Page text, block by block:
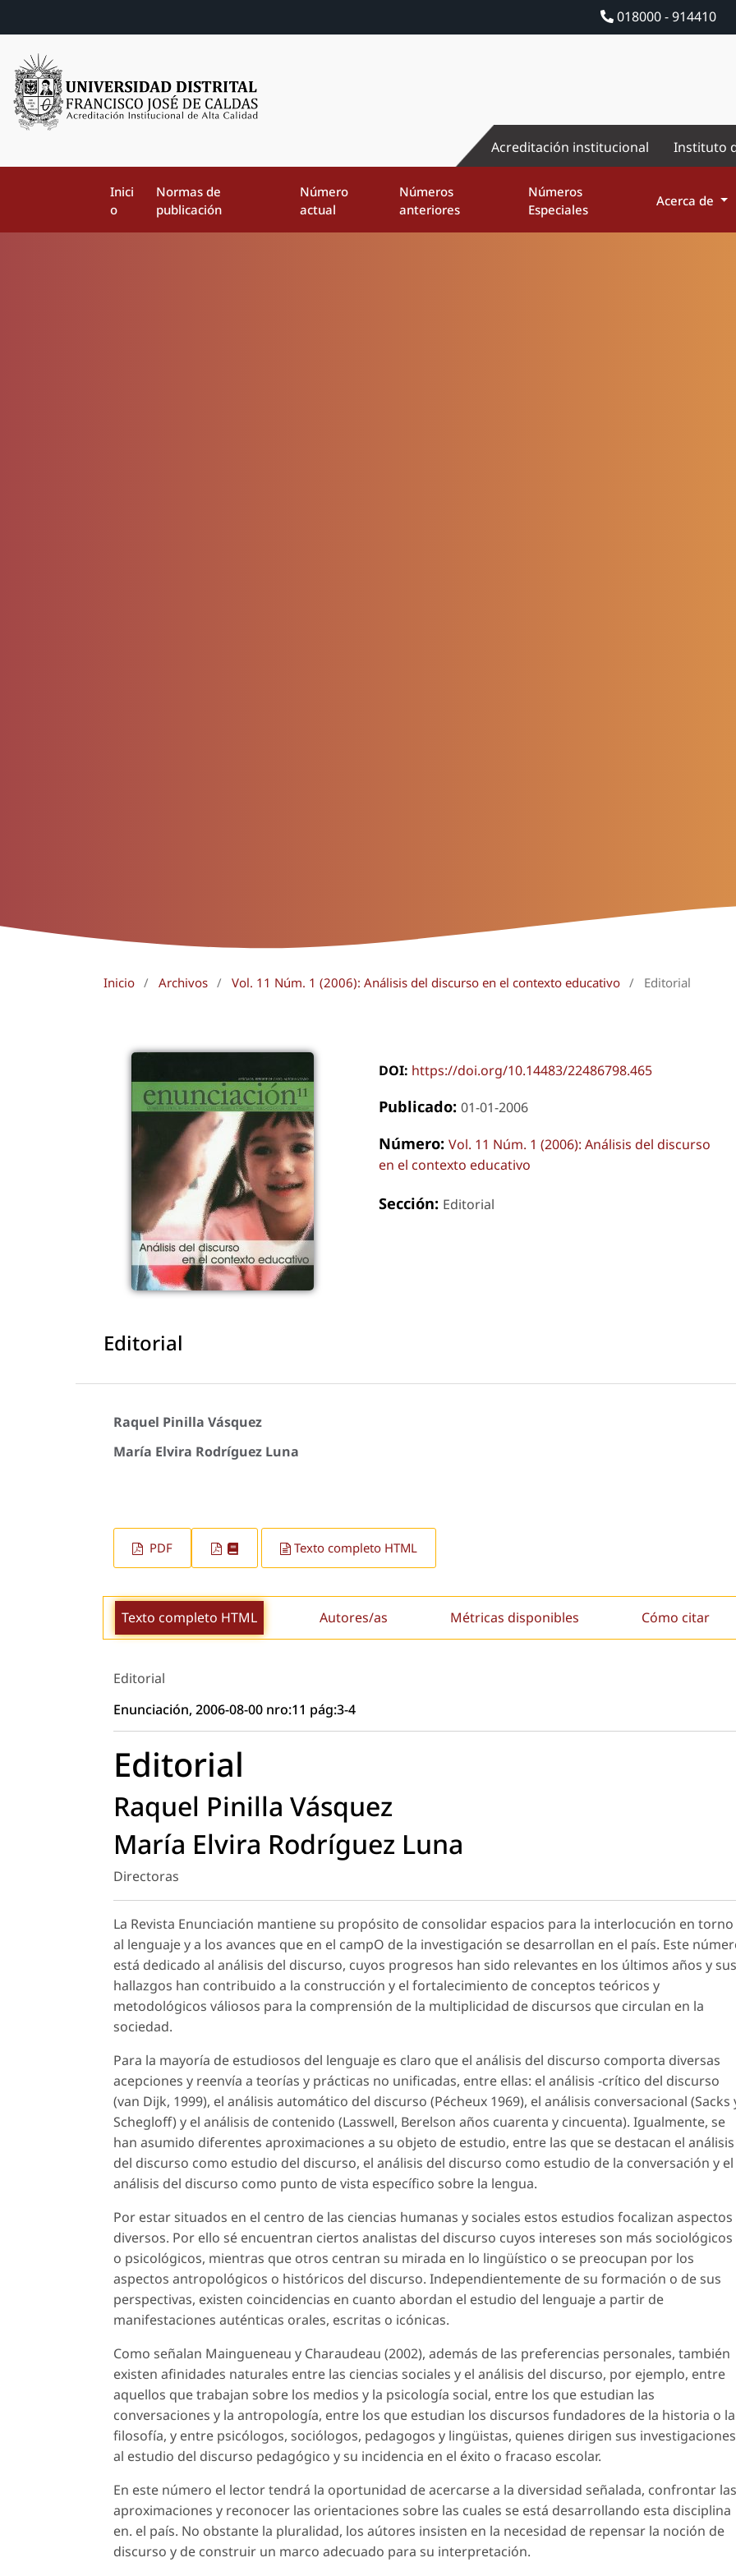
018000 - 914410
Acreditación institucional Instituto
Inici
o
Normas de
publicación
Número
actual
Números
anteriores
Números
Especiales
Acerca de
Inicio / Archivos / Vol. 11 Núm. 1 (2006): Análisis del discurso en el contexto educativo / Editorial
DOI: https://doi.org/10.14483/22486798.465
Publicado: 01-01-2006
Número: Vol. 11 Núm. 1 (2006): Análisis del discurso
en el contexto educativo
Sección: Editorial
Editorial
Raquel Pinilla Vásquez
María Elvira Rodríguez Luna
PDF Texto completo HTML
Texto completo HTML Autores/as Métricas disponibles Cómo citar
Editorial
Enunciación, 2006-08-00 nro:11 pág:3-4
Editorial
Raquel Pinilla Vásquez
María Elvira Rodríguez Luna
Directoras
La Revista Enunciación mantiene su propósito de consolidar espacios para la interlocución en torno
al lenguaje y a los avances que en el campO de la investigación se desarrollan en el país. Este
está dedicado al análisis del discurso, cuyos progresos han sido relevantes en los últimos años y sus
hallazgos han contribuido a la construcción y el fortalecimiento de conceptos teóricos y
metodológicos váliosos para la comprensión de la multiplicidad de discursos que circulan en la
sociedad.
Para la mayoría de estudiosos del lenguaje es claro que el análisis del discurso comporta diversas
acepciones y reenvía a teorías y prácticas no unificadas, entre ellas: el análisis -crítico del discurso
(van Dijk, 1999), el análisis automático del discurso (Pécheux 1969), el análisis conversacional (Sacks
Schegloff) y el análisis de contenido (Lasswell, Berelson años cuarenta y cincuenta). Igualmente, se
han asumido diferentes aproximaciones a su objeto de estudio, entre las que se destacan el análisis
del discurso como estudio del discurso, el análisis del discurso como estudio de la conversación y el
análisis del discurso como punto de vista específico sobre la lengua.
Por estar situados en el centro de las ciencias humanas y sociales estos estudios focalizan aspectos
diversos. Por ello sé encuentran ciertos analistas del discurso cuyos intereses son más sociológicos
o psicológicos, mientras que otros centran su mirada en lo lingüístico o se preocupan por los
aspectos antropológicos o históricos del discurso. Independientemente de su formación o de sus
perspectivas, existen coincidencias en cuanto abordan el estudio del lenguaje a partir de
manifestaciones auténticas orales, escritas o icónicas.
Como señalan Maingueneau y Charaudeau (2002), además de las preferencias personales, también
existen afinidades naturales entre las ciencias sociales y el análisis del discurso, por ejemplo, entre
aquellos que trabajan sobre los medios y la psicología social, entre los que estudian las
conversaciones y la antropología, entre los que estudian los discursos fundadores de la historia o la
filosofía, y entre psicólogos, sociólogos, pedagogos y lingüistas, quienes dirigen sus investigaciones
al estudio del discurso pedagógico y su incidencia en el éxito o fracaso escolar.
En este número el lector tendrá la oportunidad de acercarse a la diversidad señalada, confrontar las
aproximaciones y reconocer las orientaciones sobre las cuales se está desarrollando esta disciplina
en. el país. No obstante la pluralidad, los aútores insisten en la necesidad de repensar la noción de
discurso y de construir un marco adecuado para su interpretación.